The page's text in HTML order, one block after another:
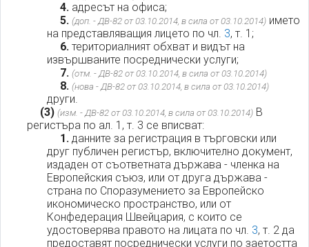
4.адресът на офиса;
5. (доп. - ДВ-82 от 03.10.2014, в сила от 03.10.2014)името
на представляващия лицето по чл. 3, т. 1;
6.териториалният обхват и видът на
извършваните посреднически услуги;
7. (отм. - ДВ-82 от 03.10.2014, в сила от 03.10.2014)
8. (нова - ДВ-82 от 03.10.2014, в сила от 03.10.2014)
други.
(3) (изм. - ДВ-82 от 03.10.2014, в сила от 03.10.2014) В
регистъра по ал. 1, т. 3 се вписват:
1.данните за регистрация в търговски или
друг публичен регистър, включително документ,
издаден от съответната държава - членка на
Европейския съюз, или от друга държава -
страна по Споразумението за Европейско
икономическо пространство, или от
Конфедерация Швейцария, с които се
удостоверява правото на лицата по чл. 3, т. 2 да
предоставят посреднически услуги по заетостта